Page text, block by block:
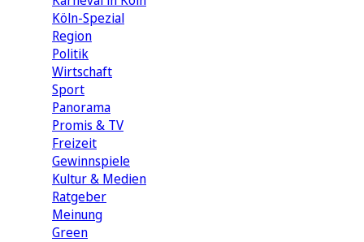
Köln-Spezial
Region
Politik
Wirtschaft
Sport
Panorama
Promis & TV
Freizeit
Gewinnspiele
Kultur & Medien
Ratgeber
Meinung
Green